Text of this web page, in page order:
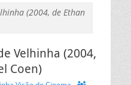
(2004, de Ethan
Velhinha (2004,
Coen)